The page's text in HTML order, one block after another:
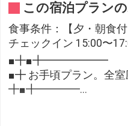
この宿泊プラン
食事条件：【夕・朝食付
チェックイン 15:00〜
■╋■╋━━━━━━
■╋ お手頃プラン。全室
╋■╋━━━━...